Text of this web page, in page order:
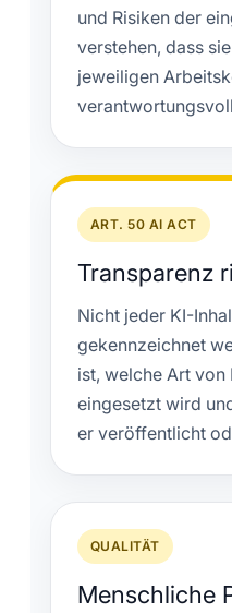
und Risiken der
verstehen, dass
jeweiligen
ART. 50 AI ACT
Transparenz
Nicht jeder KI-
gekennzeichnet
ist, welche Art
eingesetzt wird
er veröffentlicht
QUALITÄT
Menschliche